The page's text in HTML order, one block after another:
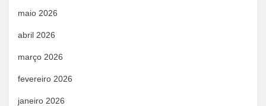
maio 2026
abril 2026
março 2026
fevereiro 2026
janeiro 2026